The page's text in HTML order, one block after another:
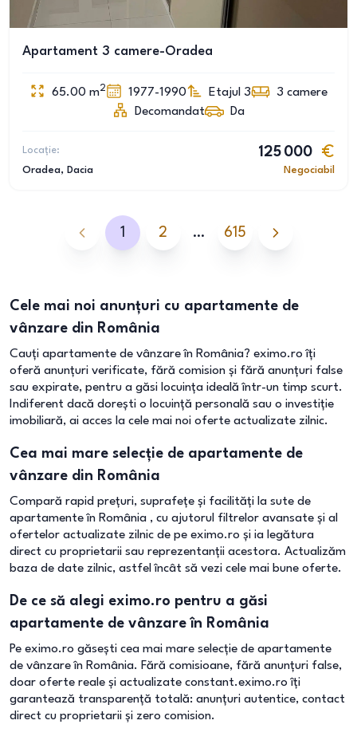
Apartament 3 camere-Oradea
65.00 m2 1977-1990 Etajul 3 3 camere
Decomandat
Da
Locație:
Oradea, Dacia
125 000
Negociabil
1 2 … 615
Cele mai noi anunțuri cu apartamente de
vânzare din România
Cauți apartamente de vânzare în România? eximo.ro îți
oferă anunțuri verificate, fără comision și fără anunțuri false
sau expirate, pentru a găsi locuința ideală într-un timp scurt.
Indiferent dacă dorești o locuință personală sau o investiție
imobiliară, ai acces la cele mai noi oferte actualizate zilnic.
Cea mai mare selecție de apartamente de
vânzare din România
Compară rapid prețuri, suprafețe și facilități la sute de
apartamente în România , cu ajutorul filtrelor avansate și al
ofertelor actualizate zilnic de pe eximo.ro și ia legătura
direct cu proprietarii sau reprezentanții acestora. Actualizăm
baza de date zilnic, astfel încât să vezi cele mai bune oferte.
De ce să alegi eximo.ro pentru a găsi
apartamente de vânzare în România
Pe eximo.ro găsești cea mai mare selecție de apartamente
de vânzare în România. Fără comisioane, fără anunțuri false,
doar oferte reale și actualizate constant.eximo.ro îți
garantează transparență totală: anunțuri autentice, contact
direct cu proprietarii și zero comision.